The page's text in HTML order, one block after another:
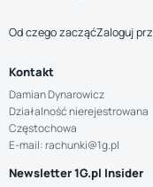
Od czego zacząćZaloguj
Kontakt
Damian Dynarowicz
Działalność nierejestrowana
Częstochowa
E-mail: rachunki@1g.pl
Newsletter 1G.pl Insider